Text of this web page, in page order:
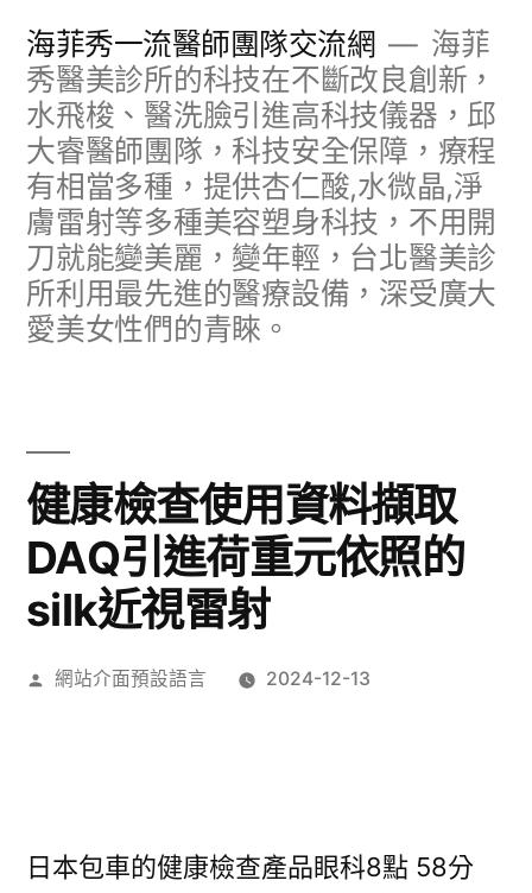
海菲秀一流醫師團隊交流網
海菲
秀醫美診所的科技在不斷改良創新，
水飛梭、醫洗臉引進高科技儀器，邱
大睿醫師團隊，科技安全保障，療程
有相當多種，提供杏仁酸,水微晶,淨
膚雷射等多種美容塑身科技，不用開
刀就能變美麗，變年輕，台北醫美診
所利用最先進的醫療設備，深受廣大
愛美女性們的青睞。
健康檢查使用資料擷取
DAQ引進荷重元依照的
silk近視雷射
作
網站介面預設語言 2024-12-13
日本包車的健康檢查產品眼科8點 58分